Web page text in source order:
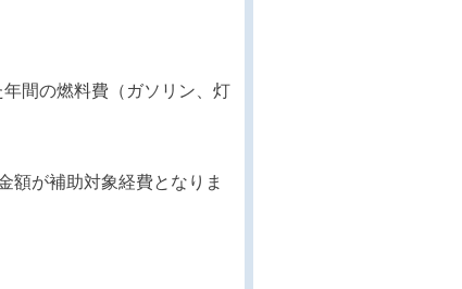
間の燃料費（ガソリン、灯
額が補助対象経費となりま